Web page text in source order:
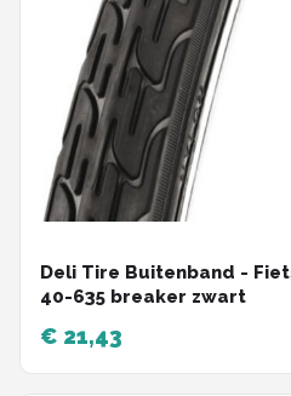
Deli Tire Buitenband -
40-635 breaker zwart
€ 21,43